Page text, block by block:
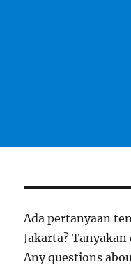
Ada pertanyaan
Jakarta?
Any questions